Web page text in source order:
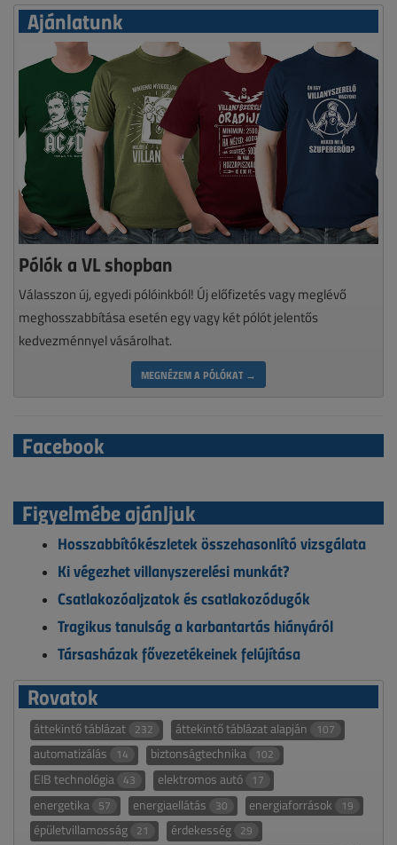
Ajánlatunk
Pólók a VL shopban
Válasszon új, egyedi pólóinkból! Új előfizetés vagy meglévő
meghosszabbítása esetén egy vagy két pólót jelentős
kedvezménnyel vásárolhat.
MEGNÉZEM A PÓLÓKAT →
Facebook
Figyelmébe ajánljuk
Hosszabbítókészletek összehasonlító vizsgálata
Ki végezhet villanyszerelési munkát?
Csatlakozóaljzatok és csatlakozódugók
Tragikus tanulság a karbantartás hiányáról
Társasházak fővezetékeinek felújítása
Rovatok
áttekintő táblázat 232 áttekintő táblázat alapján 107
automatizálás 14 biztonságtechnika 102
EIB technológia 43 elektromos autó 17
energetika 57 energiaellátás 30 energiaforrások 19
épületvillamosság 21 érdekesség 29